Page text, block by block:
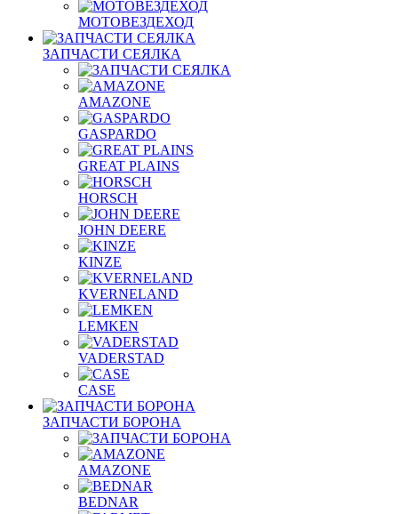
МОТОВЕЗДЕХОД
ЗАПЧАСТИ СЕЯЛКА
AMAZONE
GASPARDO
GREAT PLAINS
HORSCH
JOHN DEERE
KINZE
KVERNELAND
LEMKEN
VADERSTAD
СASE
ЗАПЧАСТИ БОРОНА
AMAZONE
BEDNAR